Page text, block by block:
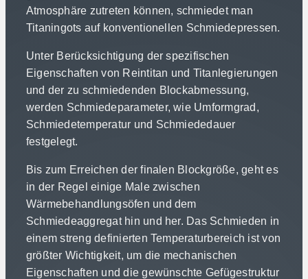
Atmosphäre zutreten können, schmiedet man
Titaningots auf konventionellen Schmiedepressen.
Unter Berücksichtigung der spezifischen
Eigenschaften von Reintitan und Titanlegierungen
und der zu schmiedenden Blockabmessung,
werden Schmiedeparameter, wie Umformgrad,
Schmiedetemperatur und Schmiededauer
festgelegt.
Bis zum Erreichen der finalen Blockgröße, geht es
in der Regel einige Male zwischen
Wärmebehandlungsöfen und dem
Schmiedeaggregat hin und her. Das Schmieden in
einem streng definierten Temperaturbereich ist von
größter Wichtigkeit, um die mechanischen
Eigenschaften und die gewünschte Gefügestruktur